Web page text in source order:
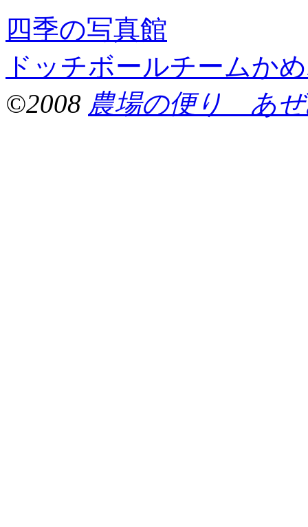
四季の写真館
ドッチボールチームか
©2008 農場の便り あぜ